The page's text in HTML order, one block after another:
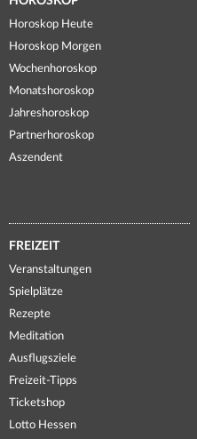
Horoskop Heute
Horoskop Morgen
Wochenhoroskop
Monatshoroskop
Jahreshoroskop
Partnerhoroskop
Aszendent
FREIZEIT
Veranstaltungen
Spielplätze
Rezepte
Meditation
Ausflugsziele
Freizeit-Tipps
Ticketshop
Lotto Hessen